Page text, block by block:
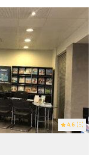
4.6 (5)